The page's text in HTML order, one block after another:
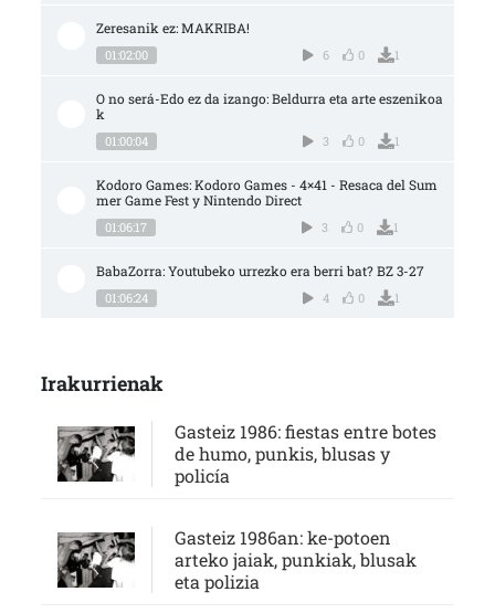
Zeresanik ez: MAKRIBA!
01:02:00 6 0 1
O no será-Edo ez da izango: Beldurra eta arte eszenikoa
k
01:00:04 3 0 1
Kodoro Games: Kodoro Games - 4×41 - Resaca del Sum
mer Game Fest y Nintendo Direct
01:06:17 3 0 1
BabaZorra: Youtubeko urrezko era berri bat? BZ 3-27
01:06:24 4 0 1
Irakurrienak
Gasteiz 1986: fiestas entre botes
de humo, punkis, blusas y
policía
Gasteiz 1986an: ke-potoen
arteko jaiak, punkiak, blusak
eta polizia